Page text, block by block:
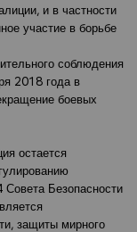
и в частности
участие в борьбе
соблюдения
2018 года в
боевых
остается
Совета Безопасности
защиты мирного